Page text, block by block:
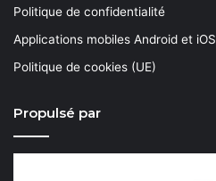
Politique de confidentialité
Applications mobiles Android et iOS
Politique de cookies (UE)
Propulsé par